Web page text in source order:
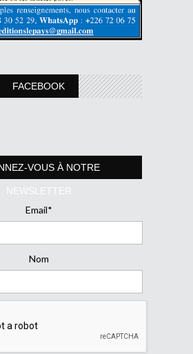
FACEBOOK
VOUS À NOTRE
NEWSLETTER
Email*
Nom